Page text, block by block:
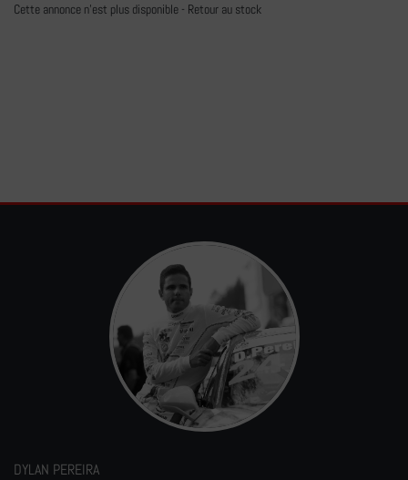
Cette annonce n'est plus disponible - Retour au stock
DYLAN PEREIRA